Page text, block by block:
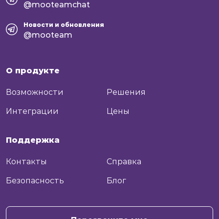
@mooteamchat
Новости и обновления
@mooteam
О продукте
Возможности Решения
Интеграции Цены
Поддержка
Контакты Справка
Безопасность Блог
+7